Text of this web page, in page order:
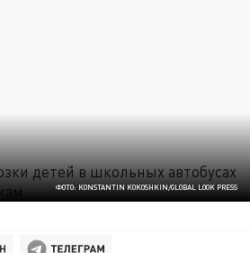
ФОТО: KONSTANTIN KOKOSHKIN/GLOBAL LOOK PRESS